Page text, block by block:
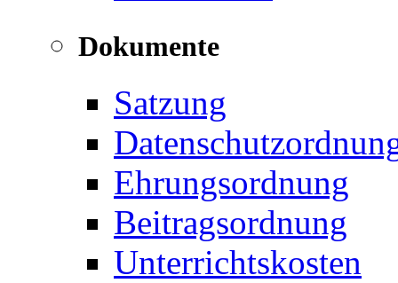
Dokumente
Satzung
Ehrungsordnung
Beitragsordnung
Unterrichtskosten